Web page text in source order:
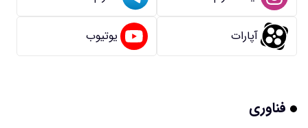
آپارات یوتیوب
فناوری